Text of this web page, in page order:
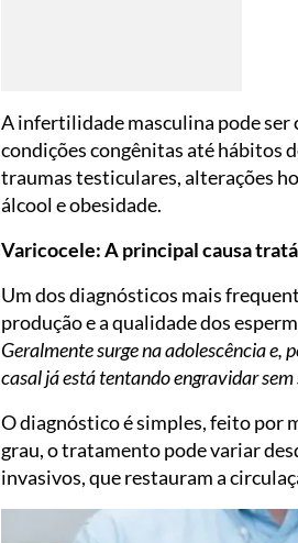
A infertilidade masculina pode ser
condições congênitas até hábitos
traumas testiculares, alterações
álcool e obesidade.
Varicocele: A principal causa
Um dos diagnósticos mais
produção e a qualidade dos
Geralmente surge na adolescência e,
casal já está tentando engravidar sem
O diagnóstico é simples, feito por
grau, o tratamento pode variar
invasivos, que restauram a